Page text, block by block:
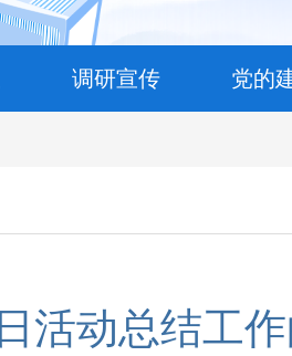
调研宣传 党的
活动总结工